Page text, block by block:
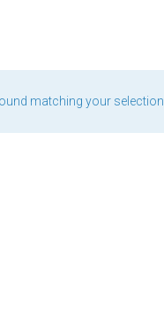
matching your selection.